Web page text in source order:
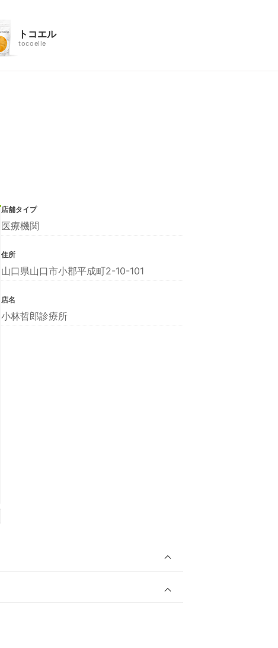
トコエル
tocoelle
店舗タイプ
医療機関
住所
山口県山口市小郡平成町2-10-101
店名
小林哲郎診療所